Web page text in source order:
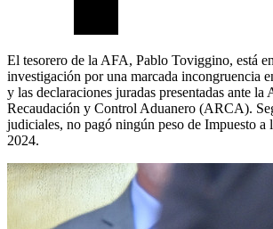
El tesorero de la AFA, Pablo Toviggino, está
investigación por una marcada incongruencia
y las declaraciones juradas presentadas ante la
Recaudación y Control Aduanero (ARCA).
judiciales, no pagó ningún peso de Impuesto a
2024.